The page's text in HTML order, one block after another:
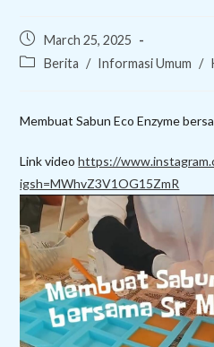
Post
published:
March 25, 2025
PostBerita / Informasi Umum /
Membuat Sabun Eco Enzyme
Link videohttps://
igsh=MWhvZ3V1OG15ZmR